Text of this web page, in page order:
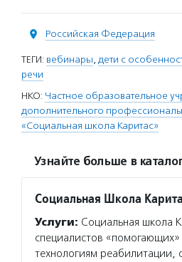
Российская Федерация
ТЕГИ: вебинары, дети с
речи
НКО: Частное образовательное
дополнительного
«Социальная школа Каритас»
Узнайте больше в
Социальная Школа
Услуги: Социальная школа
специалистов
технологиям реабилитации,